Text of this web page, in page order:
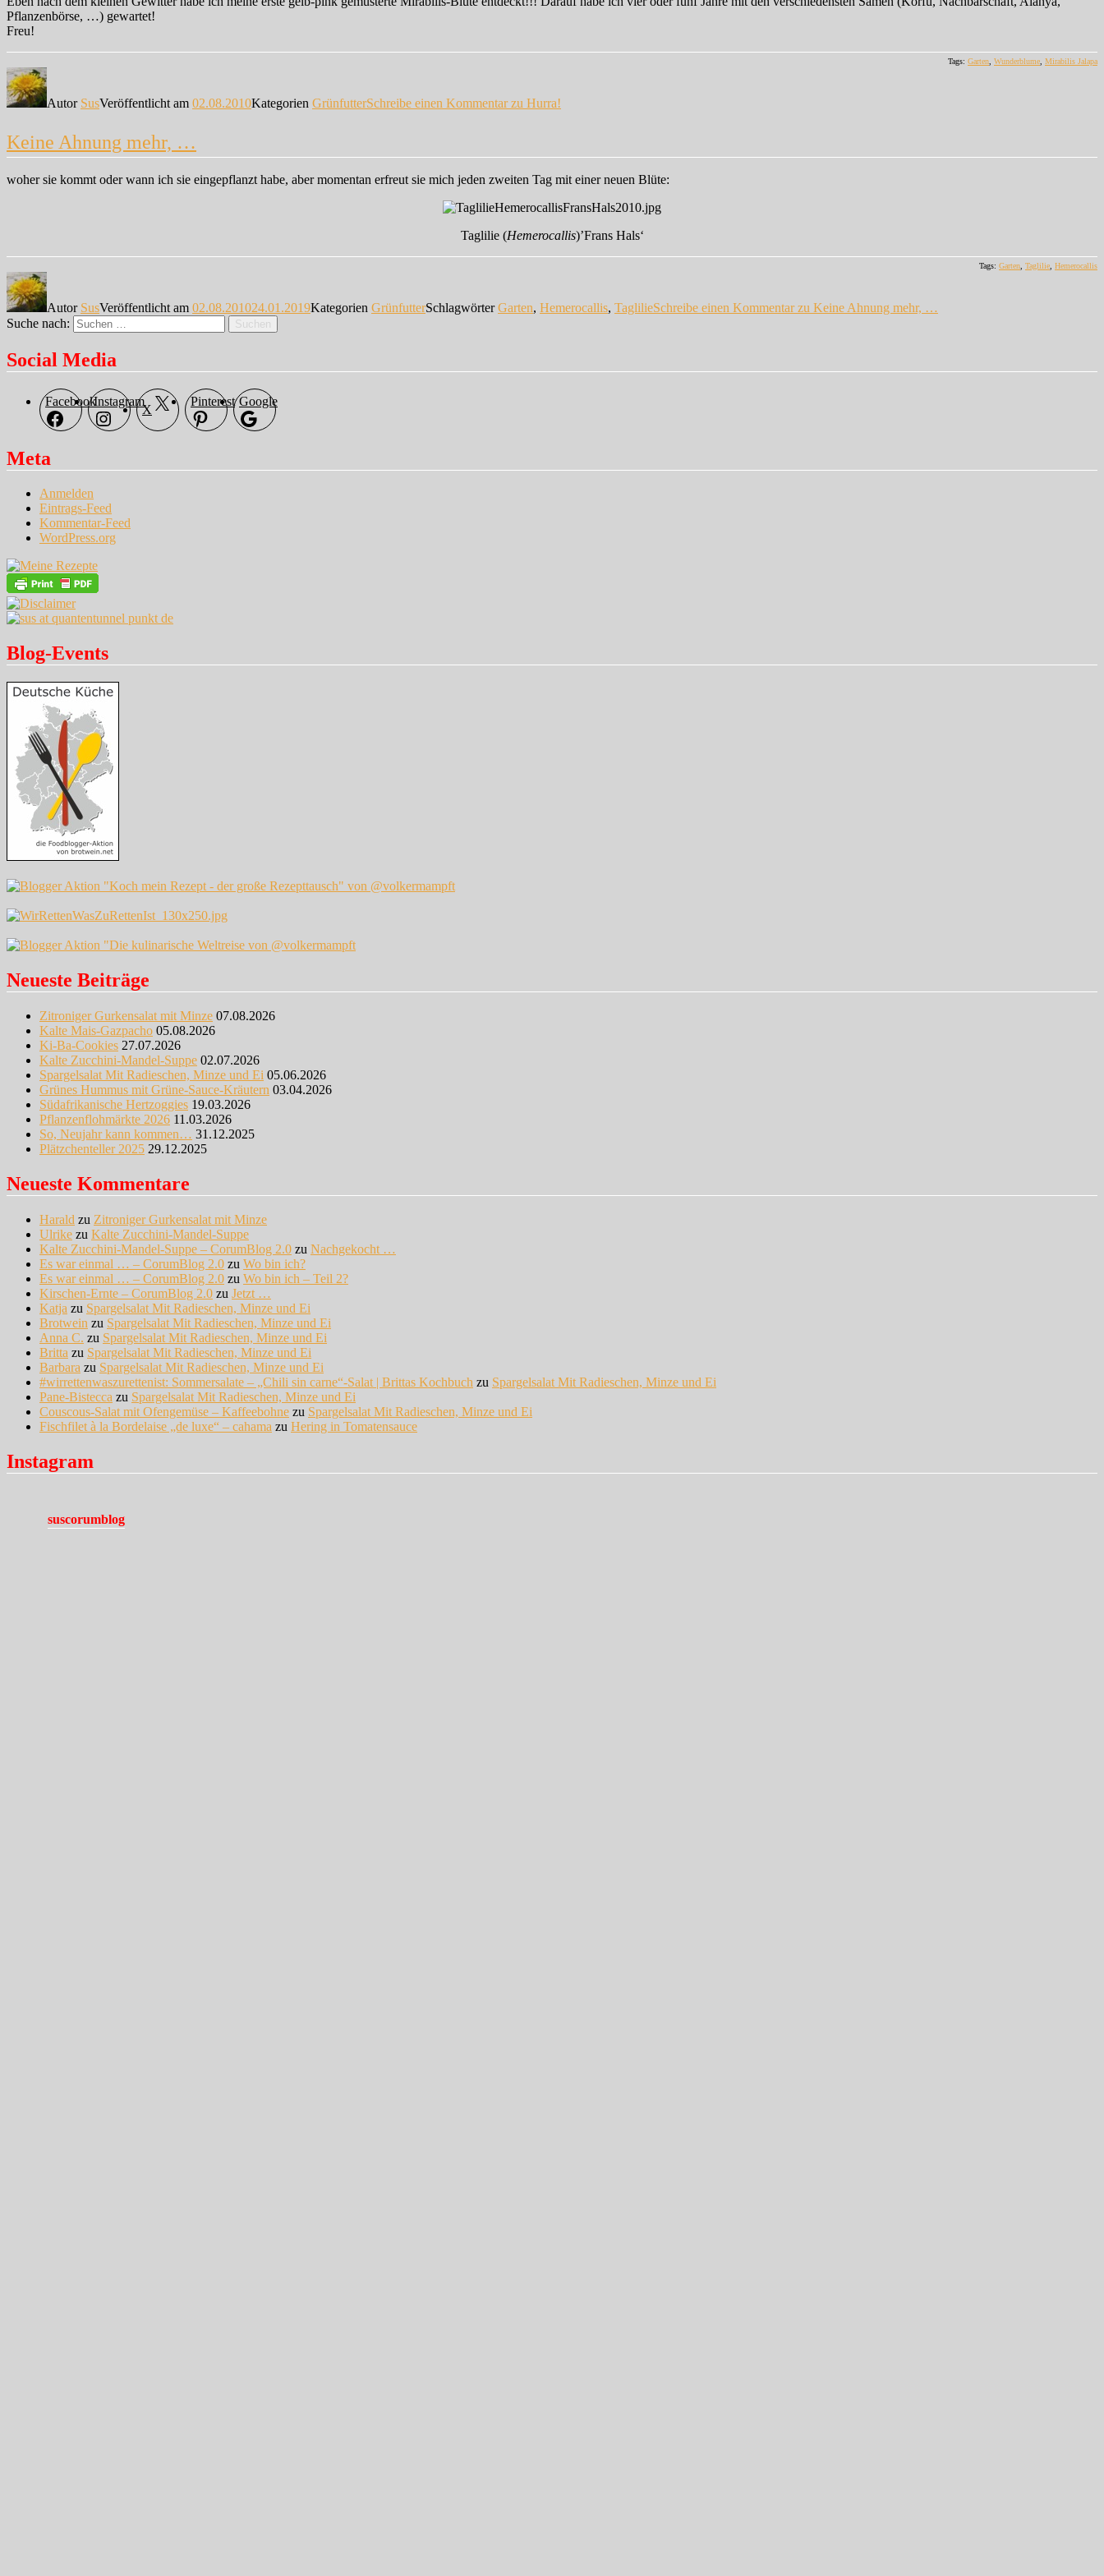
Pflanzenbörse, …) gewartet!
Freu!
Tags: Garten Wunderblume Mirabilis Jalapa
Autor SusVeröffentlicht am 02.08.2010Kategorien GrünfutterSchreibe einen Kommentarzu Hurra!
Keine Ahnung mehr, …
woher sie kommt oder wann ich sie eingepflanzt habe, aber momentan erfreut sie mich jeden zweiten Tag mit einer neuen Blüte:
Taglilie (Hemerocallis)’Frans Hals‘
Tags: Garten Taglilie Hemerocallis
Autor SusVeröffentlicht am 02.08.201024.01.2019Kategorien GrünfutterSchlagwörterGarten, Hemerocallis, TaglilieSchreibe einen Kommentarzu Keine Ahnung mehr, …
Suche nach:
Suchen
Social Media
FacebookInstagram
X
Pinterest Google
Meta
Anmelden
Eintrags-Feed
Kommentar-Feed
WordPress.org
Blog-Events
Neueste Beiträge
Zitroniger Gurkensalat mit Minze 07.08.2026
Kalte Mais-Gazpacho 05.08.2026
Ki-Ba-Cookies 27.07.2026
Kalte Zucchini-Mandel-Suppe 02.07.2026
Spargelsalat Mit Radieschen, Minze und Ei 05.06.2026
Grünes Hummus mit Grüne-Sauce-Kräutern 03.04.2026
Südafrikanische Hertzoggies 19.03.2026
Pflanzenflohmärkte 2026 11.03.2026
So, Neujahr kann kommen… 31.12.2025
Plätzchenteller 2025 29.12.2025
Neueste Kommentare
Harald zu Zitroniger Gurkensalat mit Minze
Ulrike zu Kalte Zucchini-Mandel-Suppe
Kalte Zucchini-Mandel-Suppe – CorumBlog 2.0 zu Nachgekocht …
Es war einmal … – CorumBlog 2.0 zu Wo bin ich?
Es war einmal … – CorumBlog 2.0 zu Wo bin ich – Teil 2?
Kirschen-Ernte – CorumBlog 2.0 zu Jetzt …
Katja zu Spargelsalat Mit Radieschen, Minze und Ei
Brotwein zu Spargelsalat Mit Radieschen, Minze und Ei
Anna C. zu Spargelsalat Mit Radieschen, Minze und Ei
Britta zu Spargelsalat Mit Radieschen, Minze und Ei
Barbara zu Spargelsalat Mit Radieschen, Minze und Ei
#wirrettenwaszurettenist: Sommersalate – „Chili sin carne“-Salat | Brittas Kochbuch zu Spargelsalat Mit Radieschen, Minze und Ei
Pane-Bistecca zu Spargelsalat Mit Radieschen, Minze und Ei
Couscous-Salat mit Ofengemüse – Kaffeebohne zu Spargelsalat Mit Radieschen, Minze und Ei
Fischfilet à la Bordelaise „de luxe“ – cahama zu Hering in Tomatensauce
Instagram
suscorumblog